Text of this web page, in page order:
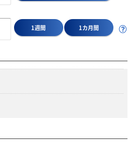
1週間 1カ月間